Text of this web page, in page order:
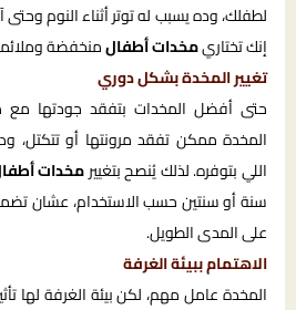
لطفلك، وده يسبب له توتر أثناء النوم
إنك تختاريمخدات أطفالمنخفضة
تغيير المخدة بشكل دوري
حتى أفضل المخدات بتفقد جودتها مع
المخدة ممكن تفقد مرونتها أو
اللي بتوفره. لذلك يُنصح بتغييرمخدات
سنة أو سنتين حسب الاستخدام، عشان
على المدى الطويل.
الاهتمام ببيئة الغرفة
المخدة عامل مهم، لكن بيئة الغرفة لها